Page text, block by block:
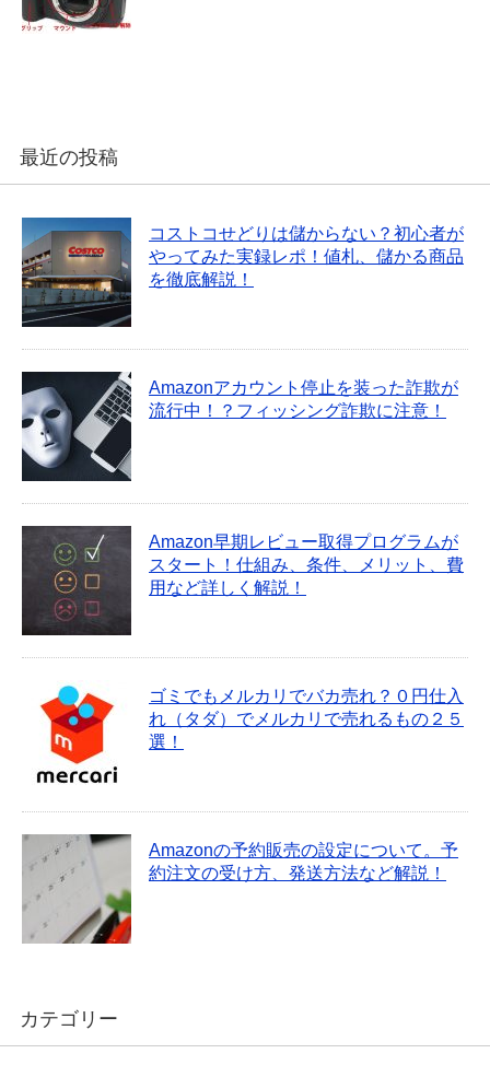
最近の投稿
コストコせどりは儲からない？初心者が
やってみた実録レポ！値札、儲かる商品
を徹底解説！
Amazonアカウント停止を装った詐欺が
流行中！？フィッシング詐欺に注意！
Amazon早期レビュー取得プログラムが
スタート！仕組み、条件、メリット、費
用など詳しく解説！
ゴミでもメルカリでバカ売れ？０円仕入
れ（タダ）でメルカリで売れるもの２５
選！
Amazonの予約販売の設定について。予
約注文の受け方、発送方法など解説！
カテゴリー